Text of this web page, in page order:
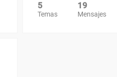
5
Temas
19
Mensajes